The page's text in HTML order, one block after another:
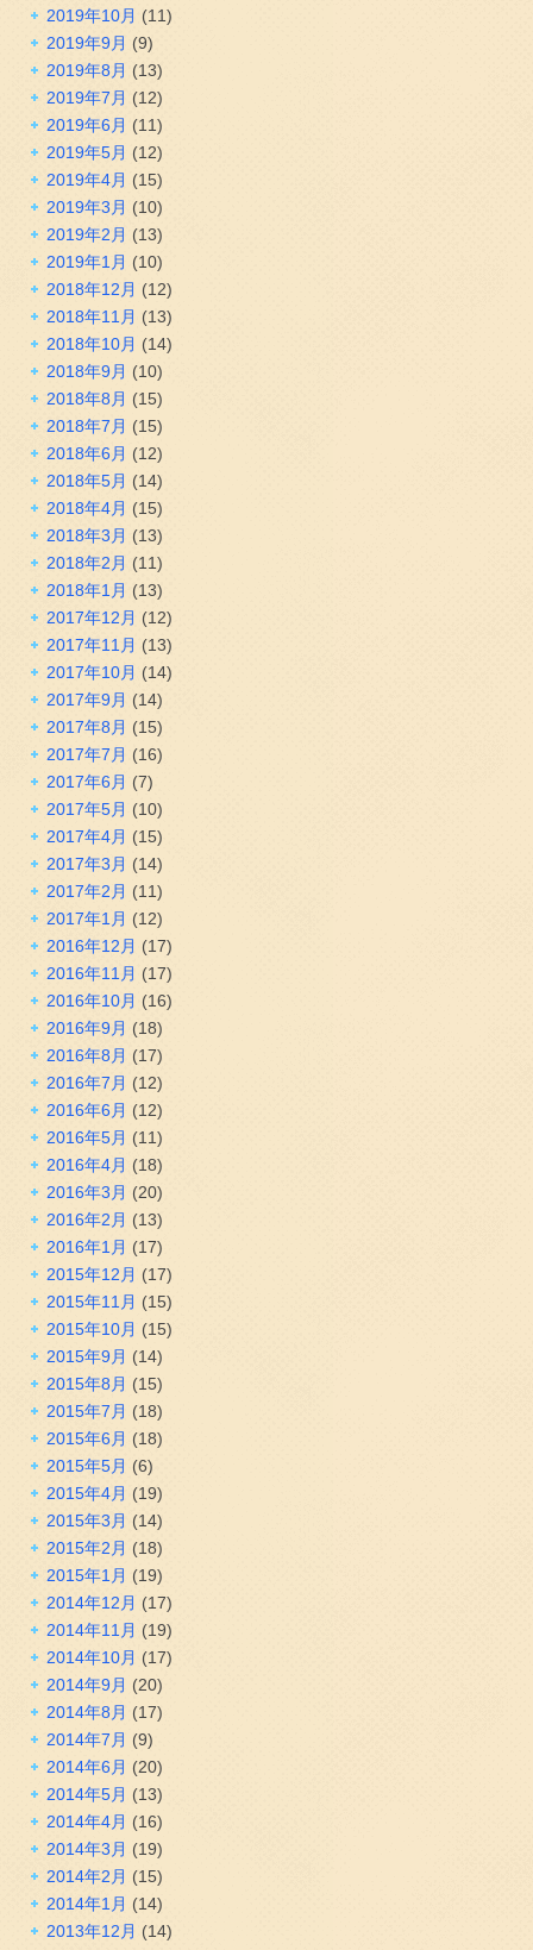
2019年10月 (11)
2019年9月 (9)
2019年8月 (13)
2019年7月 (12)
2019年6月 (11)
2019年5月 (12)
2019年4月 (15)
2019年3月 (10)
2019年2月 (13)
2019年1月 (10)
2018年12月 (12)
2018年11月 (13)
2018年10月 (14)
2018年9月 (10)
2018年8月 (15)
2018年7月 (15)
2018年6月 (12)
2018年5月 (14)
2018年4月 (15)
2018年3月 (13)
2018年2月 (11)
2018年1月 (13)
2017年12月 (12)
2017年11月 (13)
2017年10月 (14)
2017年9月 (14)
2017年8月 (15)
2017年7月 (16)
2017年6月 (7)
2017年5月 (10)
2017年4月 (15)
2017年3月 (14)
2017年2月 (11)
2017年1月 (12)
2016年12月 (17)
2016年11月 (17)
2016年10月 (16)
2016年9月 (18)
2016年8月 (17)
2016年7月 (12)
2016年6月 (12)
2016年5月 (11)
2016年4月 (18)
2016年3月 (20)
2016年2月 (13)
2016年1月 (17)
2015年12月 (17)
2015年11月 (15)
2015年10月 (15)
2015年9月 (14)
2015年8月 (15)
2015年7月 (18)
2015年6月 (18)
2015年5月 (6)
2015年4月 (19)
2015年3月 (14)
2015年2月 (18)
2015年1月 (19)
2014年12月 (17)
2014年11月 (19)
2014年10月 (17)
2014年9月 (20)
2014年8月 (17)
2014年7月 (9)
2014年6月 (20)
2014年5月 (13)
2014年4月 (16)
2014年3月 (19)
2014年2月 (15)
2014年1月 (14)
2013年12月 (14)